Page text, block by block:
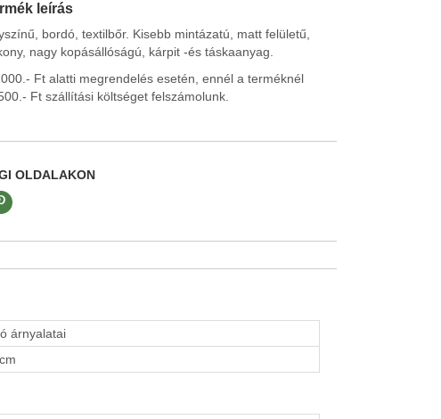
leírás
bordó, textilbőr. Kisebb mintázatú, matt felületű,
nagy kopásállóságú, kárpit -és táskaanyag.
Ft alatti megrendelés esetén, ennél a terméknél
Ft szállítási költséget felszámolunk.
OLDALAKON
árnyalatai